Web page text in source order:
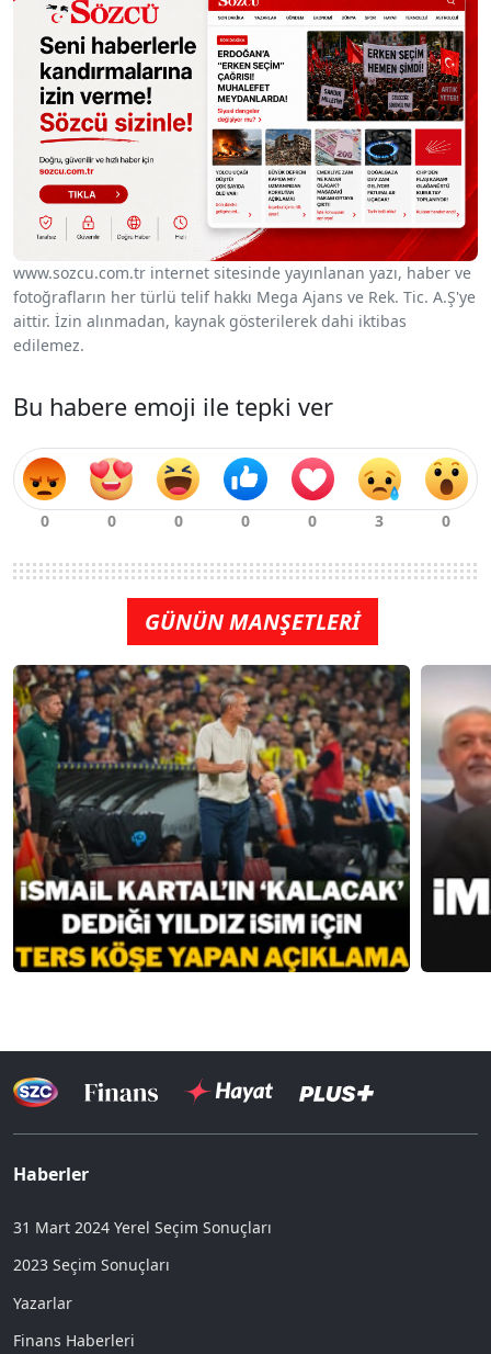
www.sozcu.com.tr internet sitesinde yayınlanan yazı, haber ve
fotoğrafların her türlü telif hakkı Mega Ajans ve Rek. Tic. A.Ş'ye
aittir. İzin alınmadan, kaynak gösterilerek dahi iktibas
edilemez.
Bu habere emoji ile tepki ver
GÜNÜN MANŞETLERİ
Haberler
31 Mart 2024 Yerel Seçim Sonuçları
2023 Seçim Sonuçları
Yazarlar
Finans Haberleri